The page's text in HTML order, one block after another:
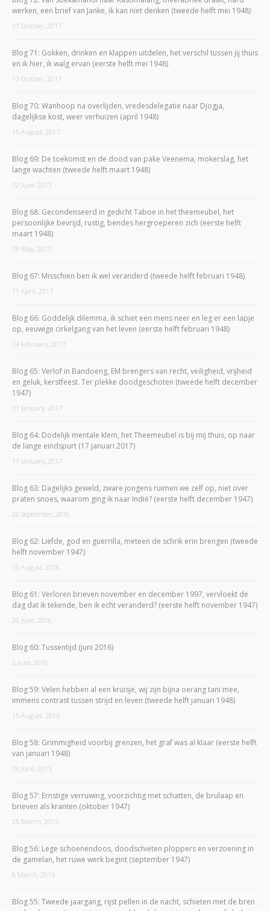
werken, een brief van Janke, ik kan niet denken (tweede helft mei 1948)
31 October, 2017
Blog 71: Gokken, drinken en klappen uitdelen, het verschil tussen jij thuis
en ik hier, ik walg ervan (eerste helft mei 1948)
17 October, 2017
Blog 70: Wanhoop na overlijden, vredesdelegatie naar Djogja,
dagelijkse kost, weer verhuizen (april 1948)
15 August, 2017
Blog 69: De toekomst en de dood van pake Veenema, mokerslag, het
lange wachten (tweede helft maart 1948)
12 June, 2017
Blog 68: Gecondenseerd in gedicht Taboe in het theemeubel, het
persoonlijke bevrijd, rustig, bendes hergroeperen zich (eerste helft
maart 1948)
18 May, 2017
Blog 67: Misschien ben ik wel veranderd (tweede helft februari 1948)
11 April, 2017
Blog 66: Goddelijk dilemma, ik schiet een mens neer en leg er een lapje
op, eeuwige cirkelgang van het leven (eerste helft februari 1948)
14 February, 2017
Blog 65: Verlof in Bandoeng, EM brengers van recht, veiligheid, vrijheid
en geluk, kerstfeest. Ter plekke doodgeschoten (tweede helft december
1947)
31 January, 2017
Blog 64: Dodelijk mentale klem, het Theemeubel is bij mij thuis, op naar
de lange eindspurt (17 januari 2017)
17 January, 2017
Blog 63: Dagelijks geweld, zware jongens ruimen we zelf op, niet over
praten snoes, waarom ging ik naar Indië? (eerste helft december 1947)
26 September, 2016
Blog 62: Liefde, god en guerrilla, meteen de schrik erin brengen (tweede
helft november 1947)
10 August, 2016
Blog 61: Verloren brieven november en december 1997, vervloekt de
dag dat ik tekende, ben ik echt veranderd? (eerste helft november 1947)
20 June, 2016
Blog 60: Tussentijd (juni 2016)
2 June, 2016
Blog 59: Velen hebben al een kruisje, wij zijn bijna oerang tani mee,
immens contrast tussen strijd en leven (tweede helft januari 1948)
15 August, 2015
Blog 58: Grimmigheid voorbij grenzen, het graf was al klaar (eerste helft
van januari 1948)
18 June, 2015
Blog 57: Ernstige verruwing, voorzichtig met schatten, de brulaap en
brieven als kranten (oktober 1947)
25 March, 2015
Blog 56: Lege schoenendoos, doodschieten ploppers en verzoening in
de gamelan, het ruwe werk begint (september 1947)
6 March, 2015
Blog 55: Tweede jaargang, rijst pellen in de nacht, schieten met de bren